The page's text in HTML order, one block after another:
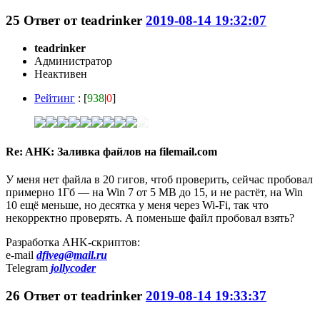
25 Ответ отteadrinker 2019-08-14 19:32:07
teadrinker
Администратор
Неактивен
Рейтинг : [938|0]
Re: AHK: Заливка файлов на filemail.com
У меня нет файла в 20 гигов, чтоб проверить, сейчас пробовал
примерно 1Гб — на Win 7 от 5 MB до 15, и не растёт, на Win
10 ещё меньше, но десятка у меня через Wi-Fi, так что
некорректно проверять. А поменьше файл пробовал взять?
Разработка AHK-скриптов:
e-mail dfiveg@mail.ru
Telegram jollycoder
26 Ответ отteadrinker 2019-08-14 19:33:37